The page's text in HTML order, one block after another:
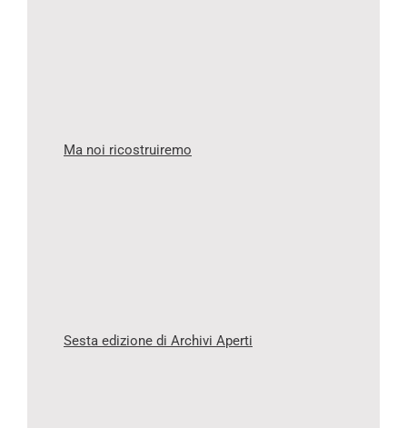
Ma noi ricostruiremo
Sesta edizione di Archivi Aperti